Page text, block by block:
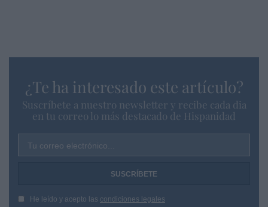
¿Te ha interesado este artículo?
Suscríbete a nuestro newsletter y recibe cada dia
en tu correo lo más destacado de Hispanidad
Tu correo electrónico...
He leído y acepto las condiciones legales